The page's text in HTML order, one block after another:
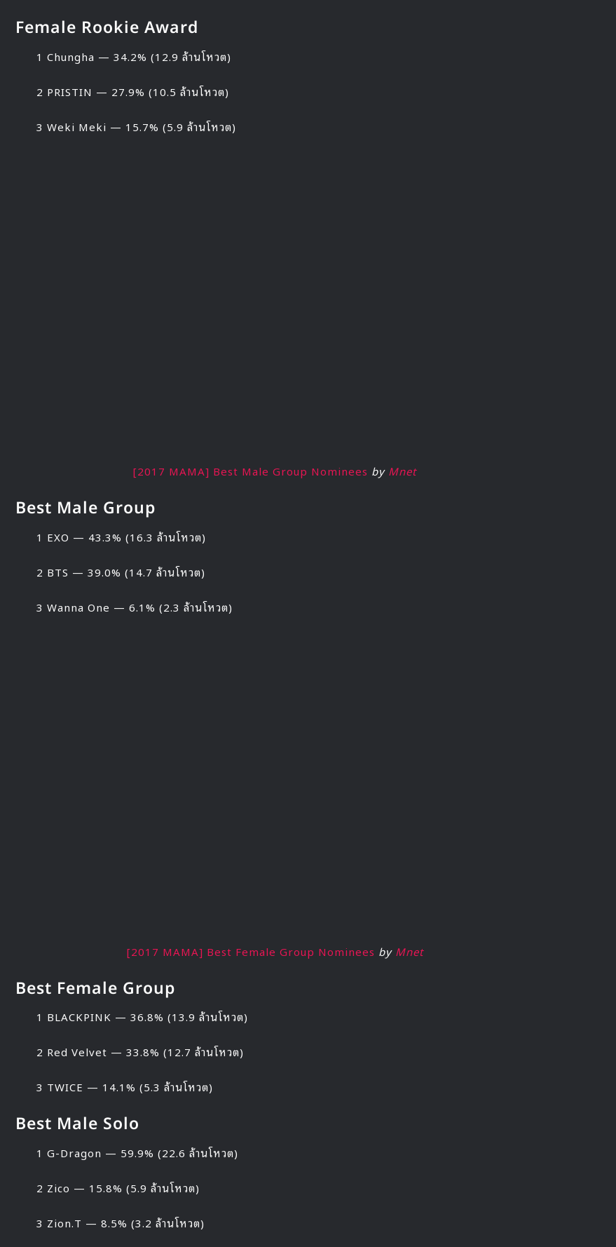
Female Rookie Award
1 Chungha — 34.2% (12.9 ล้านโหวต)
2 PRISTIN — 27.9% (10.5 ล้านโหวต)
3 Weki Meki — 15.7% (5.9 ล้านโหวต)
[2017 MAMA] Best Male Group Nominees by Mnet
Best Male Group
1 EXO — 43.3% (16.3 ล้านโหวต)
2 BTS — 39.0% (14.7 ล้านโหวต)
3 Wanna One — 6.1% (2.3 ล้านโหวต)
[2017 MAMA] Best Female Group Nominees by Mnet
Best Female Group
1 BLACKPINK — 36.8% (13.9 ล้านโหวต)
2 Red Velvet — 33.8% (12.7 ล้านโหวต)
3 TWICE — 14.1% (5.3 ล้านโหวต)
Best Male Solo
1 G-Dragon — 59.9% (22.6 ล้านโหวต)
2 Zico — 15.8% (5.9 ล้านโหวต)
3 Zion.T — 8.5% (3.2 ล้านโหวต)